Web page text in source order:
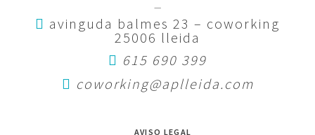
—
avinguda balmes 23 – coworking
25006 lleida
615 690 399
coworking@aplleida.com
AVISO LEGAL